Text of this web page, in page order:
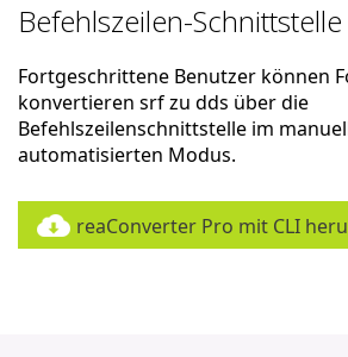
Befehlszeilen-Schnittstelle
Fortgeschrittene Benutzer können
konvertieren srf zu dds über die
Befehlszeilenschnittstelle im
automatisierten Modus.
reaConverter Pro mit CLI